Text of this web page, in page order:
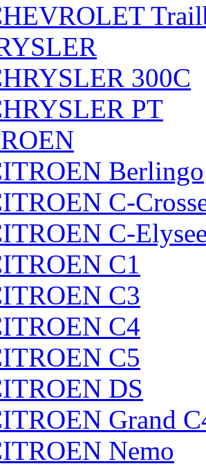
300C
PT
Berlingo
C-
C-
C1
C3
C4
C5
DS
Grand
Nemo